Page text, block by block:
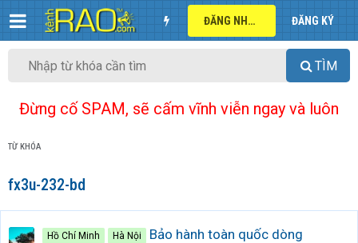
ĐĂNG NHẬP ĐĂNG KÝ
TÌM
Đừng cố SPAM, sẽ cấm vĩnh viễn ngay và luôn
TỪ KHÓA
fx3u-232-bd
Hồ Chí Minh Hà Nội
Bảo hành toàn quốc dòng